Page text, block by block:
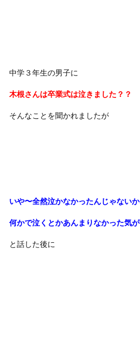
中学３年生の男子に
木根さんは卒業式は泣きました？？
そんなことを聞かれましたが
いや〜全然泣かなかったんじゃない
何かで泣くとかあんまりなかった気が
と話した後に